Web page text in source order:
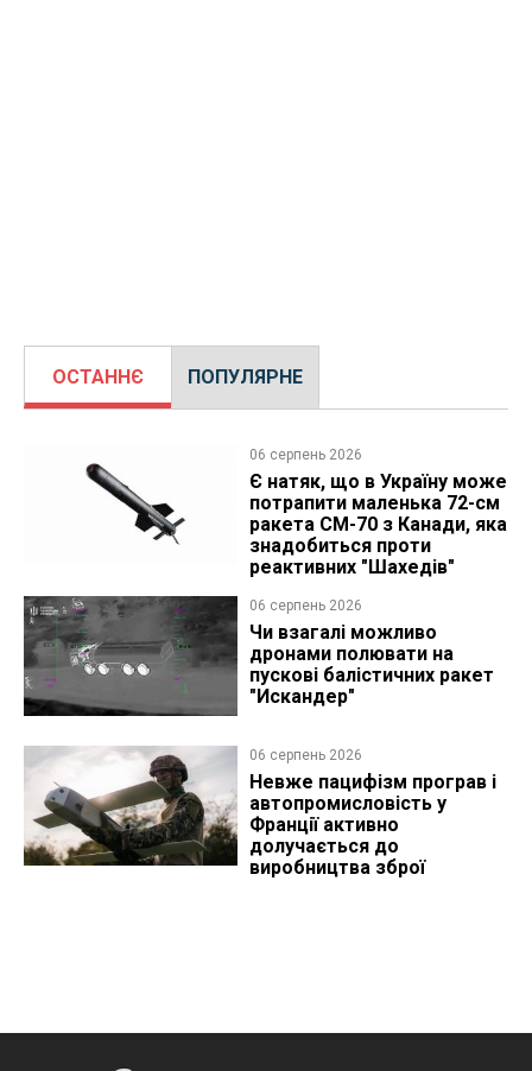
ОСТАННЄ ПОПУЛЯРНЕ
06 серпень 2026
Є натяк, що в Україну може
потрапити маленька 72-см
ракета CM-70 з Канади, яка
знадобиться проти
реактивних "Шахедів"
06 серпень 2026
Чи взагалі можливо
дронами полювати на
пускові балістичних ракет
"Искандер"
06 серпень 2026
Невже пацифізм програв і
автопромисловість у
Франції активно
долучається до
виробництва зброї